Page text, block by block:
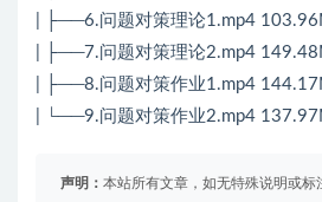
| ├──6.问题对策理论1.mp4
| ├──7.问题对策理论2.mp4
| ├──8.问题对策作业1.mp4
| └──9.问题对策作业2.mp4
声明： 本站所有文章，如无特殊说明或标